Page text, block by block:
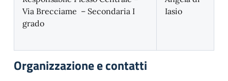
Via Brecciame – Secondaria I
grado
Iasio
Organizzazione e contatti